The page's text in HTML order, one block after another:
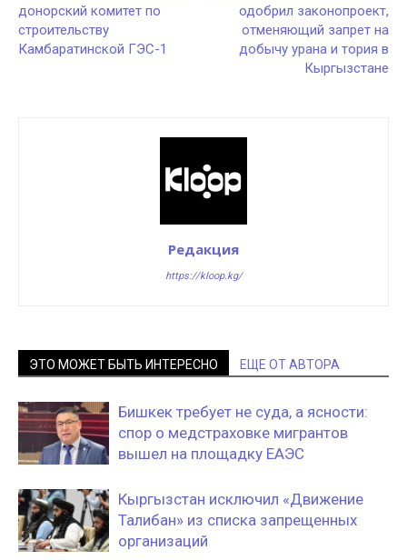
донорский комитет по
строительству
Камбаратинской ГЭС-1
одобрил законопроект,
отменяющий запрет на
добычу урана и тория в
Кыргызстане
Редакция
https://kloop.kg/
ЭТО МОЖЕТ БЫТЬ ИНТЕРЕСНО ЕЩЕ ОТ АВТОРА
Бишкек требует не суда, а ясности:
спор о медстраховке мигрантов
вышел на площадку ЕАЭС
Кыргызстан исключил «Движение
Талибан» из списка запрещенных
организаций